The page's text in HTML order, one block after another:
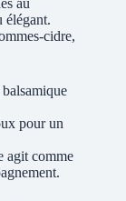
élégant.
cidre,
pour un
agit comme